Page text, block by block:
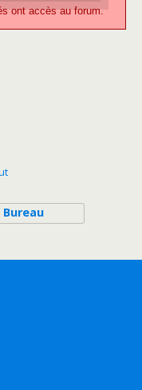
ont accès au forum.
Bureau